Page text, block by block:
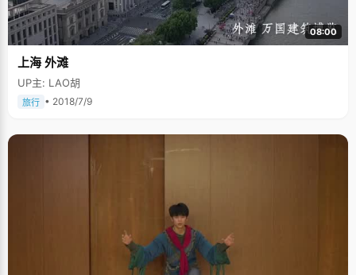
08:00
上海 外滩
UP主: LAO胡
旅行 • 2018/7/9